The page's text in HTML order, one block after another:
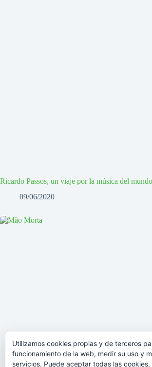
Ricardo Passos, un viaje por la música del mundo
09/06/2020
Utilizamos cookies propias y de terceros
funcionamiento de la web, medir su uso y
servicios. Puede aceptar todas las